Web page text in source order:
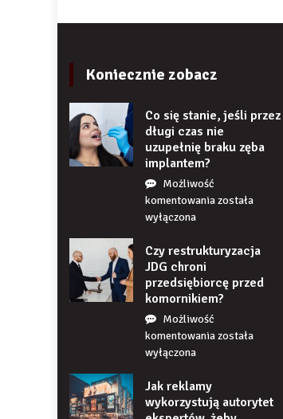
Koniecznie zobacz
Co się stanie, jeśli przez
długi czas nie
uzupełnię braku zęba
implantem?
Możliwość
komentowaniaCo
jeśli
długi
czas
uzupełnię
została
wyłączona
Czy restrukturyzacja
JDG chroni
przedsiębiorcę przed
komornikiem?
Możliwość
komentowaniaCzy
przedsiębiorcę
została
wyłączona
Jak reklamy
wykorzystują autorytet